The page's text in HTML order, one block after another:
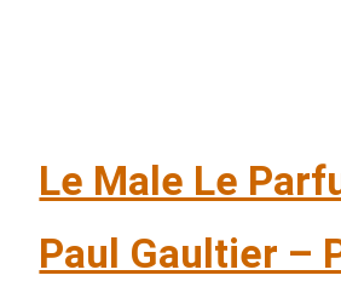
Le Male Le
Paul Gaultier –